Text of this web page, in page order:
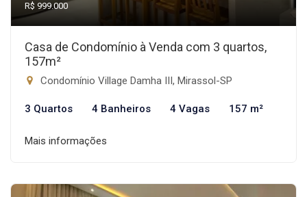
R$ 999.000
Casa de Condomínio à Venda com 3 quartos,
157m²
Condomínio Village Damha III, Mirassol-SP
3 Quartos 4 Banheiros 4 Vagas 157 m²
Mais informações